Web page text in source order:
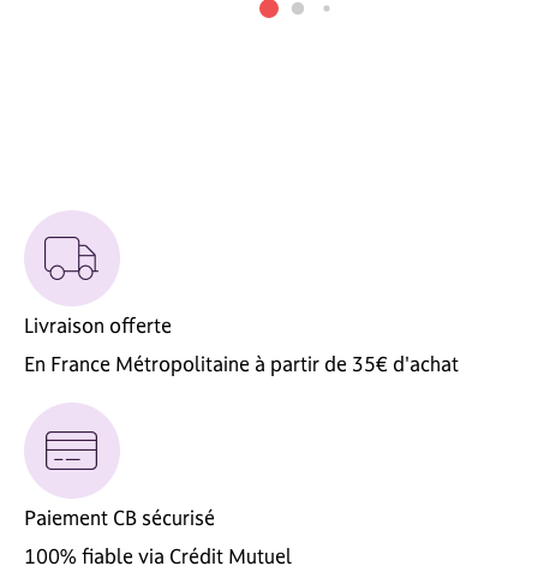
Livraison offerte
En France Métropolitaine à partir de 35€ d'achat
Paiement CB sécurisé
100% fiable via Crédit Mutuel